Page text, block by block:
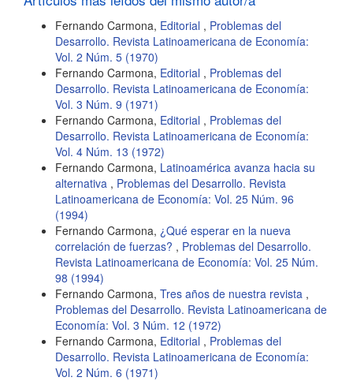
Fernando Carmona, Editorial , Problemas del
Desarrollo. Revista Latinoamericana de Economía:
Vol. 2 Núm. 5 (1970)
Fernando Carmona, Editorial , Problemas del
Desarrollo. Revista Latinoamericana de Economía:
Vol. 3 Núm. 9 (1971)
Fernando Carmona, Editorial , Problemas del
Desarrollo. Revista Latinoamericana de Economía:
Vol. 4 Núm. 13 (1972)
Fernando Carmona, Latinoamérica avanza hacia su
alternativa , Problemas del Desarrollo. Revista
Latinoamericana de Economía: Vol. 25 Núm. 96
(1994)
Fernando Carmona, ¿Qué esperar en la nueva
correlación de fuerzas? , Problemas del Desarrollo.
Revista Latinoamericana de Economía: Vol. 25 Núm.
98 (1994)
Fernando Carmona, Tres años de nuestra revista ,
Problemas del Desarrollo. Revista Latinoamericana de
Economía: Vol. 3 Núm. 12 (1972)
Fernando Carmona, Editorial , Problemas del
Desarrollo. Revista Latinoamericana de Economía:
Vol. 2 Núm. 6 (1971)